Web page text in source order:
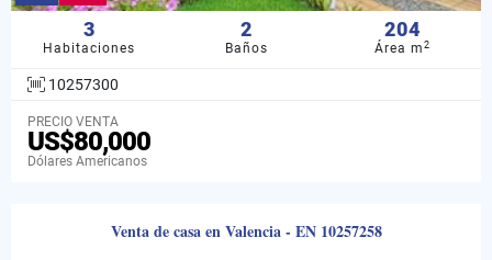
3
Habitaciones
2
Baños
204
Área m2
10257300
PRECIO VENTA
US$80,000
Dólares Americanos
Venta de casa en Valencia - EN 10257258